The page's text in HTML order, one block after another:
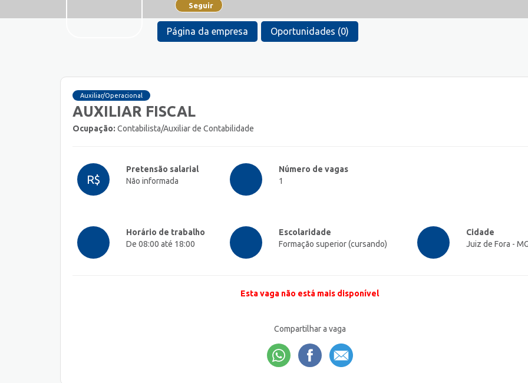
Seguir
Página da empresa Oportunidades (0)
Auxiliar/Operacional
AUXILIAR FISCAL
Ocupação: Contabilista/Auxiliar de Contabilidade
R$
Pretensão salarial
Não informada
Número de vagas
1
Horário de trabalho
De 08:00 até 18:00
Escolaridade
Formação superior (cursando)
Cidade
Juiz de Fora -
Esta vaga não está mais disponível
Compartilhar a vaga